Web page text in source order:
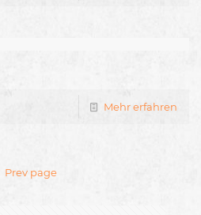
Mehr erfahren
Prev page